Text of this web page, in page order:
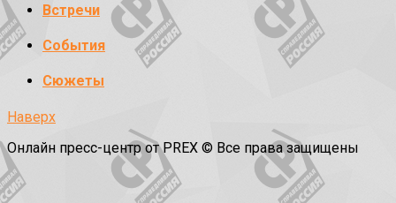
Встречи
События
Сюжеты
Наверх
Онлайн пресс-центр от PREX © Все права защищены